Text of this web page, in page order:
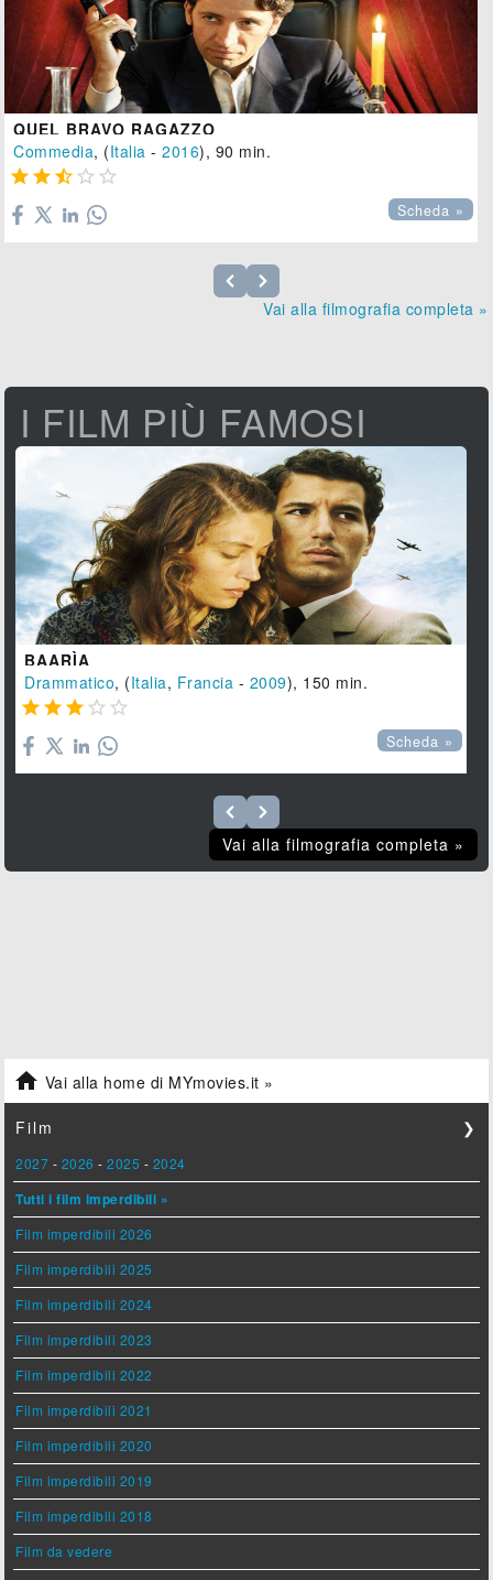
QUEL BRAVO RAGAZZO
Commedia, (Italia -2016), 90 min.
    
Scheda »
Vai alla filmografia completa »
I FILM PIÙ FAMOSI
BAARÌA
Drammatico, (Italia, Francia - 2009), 150 min.
    
Scheda »
Vai alla filmografia completa »
 Vai alla home di MYmovies.it »
Film ❯
2027 - 2026 -2025 - 2024
Tutti i film imperdibili »
Film imperdibili 2026
Film imperdibili 2025
Film imperdibili 2024
Film imperdibili 2023
Film imperdibili 2022
Film imperdibili 2021
Film imperdibili 2020
Film imperdibili 2019
Film imperdibili 2018
Film da vedere